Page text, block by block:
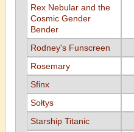
Rex Nebular and the
Cosmic Gender
Bender
Rodney's Funscreen
Rosemary
Sfinx
Sołtys
Starship Titanic